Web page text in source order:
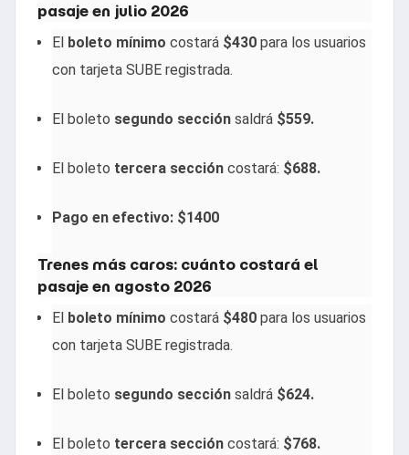
pasaje en julio 2026
El boleto mínimo costará $430 para los usuarios
con tarjeta SUBE registrada.
El boleto segundo sección saldrá $559.
El boleto tercera sección costará: $688.
Pago en efectivo: $1400
Trenes más caros: cuánto costará el
pasaje en agosto 2026
El boleto mínimo costará $480 para los usuarios
con tarjeta SUBE registrada.
El boleto segundo sección saldrá $624.
El boleto tercera sección costará: $768.